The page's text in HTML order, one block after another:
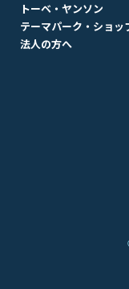
トーベ・ヤンソン
テーマパーク・ショッ
法人の方へ